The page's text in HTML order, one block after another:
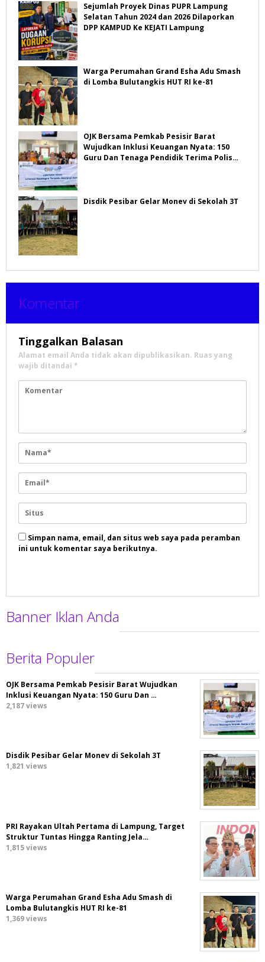
Sejumlah Proyek Dinas PUPR Lampung
Selatan Tahun 2024 dan 2026 Dilaporkan
DPP KAMPUD Ke KEJATI Lampung
Warga Perumahan Grand Esha Adu Smash
di Lomba Bulutangkis HUT RI ke-81
OJK Bersama Pemkab Pesisir Barat
Wujudkan Inklusi Keuangan Nyata: 150
Guru Dan Tenaga Pendidik Terima Polis
Disdik Pesibar Gelar Monev di Sekolah 3T
Komentar
Tinggalkan Balasan
Alamat email Anda tidak akan dipublikasikan. Ruas yang
wajib ditandai *
Simpan nama, email, dan situs web saya pada peramban
ini untuk komentar saya berikutnya.
Banner Iklan Anda
Berita Populer
OJK Bersama Pemkab Pesisir Barat Wujudkan
Inklusi Keuangan Nyata: 150 Guru Dan …
2,187 views
Disdik Pesibar Gelar Monev di Sekolah 3T
1,821 views
PRI Rayakan Ultah Pertama di Lampung, Target
Struktur Tuntas Hingga Ranting Jela…
1,815 views
Warga Perumahan Grand Esha Adu Smash di
Lomba Bulutangkis HUT RI ke-81
1,369 views